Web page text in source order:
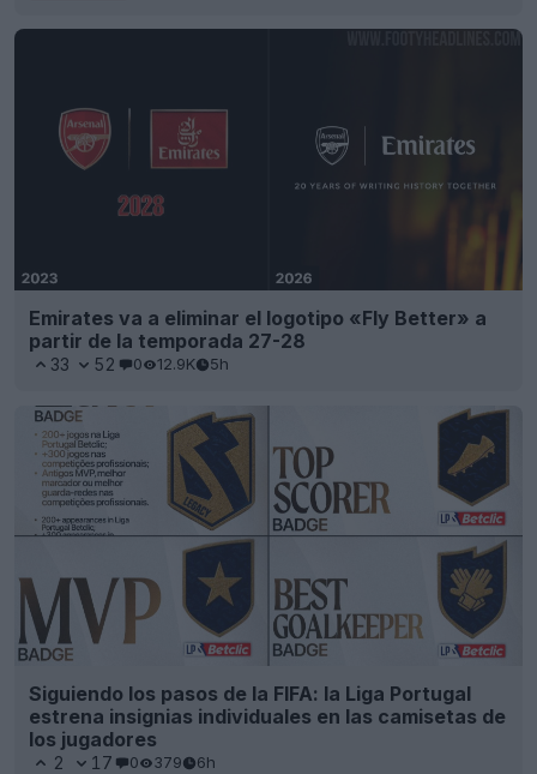
Emirates va a eliminar el logotipo «Fly Better» a
partir de la temporada 27-28
33 52 0 12.9K 5h
Siguiendo los pasos de la FIFA: la Liga Portugal
estrena insignias individuales en las camisetas de
los jugadores
2 17 0 379 6h